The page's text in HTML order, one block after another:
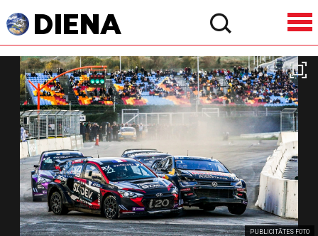
PUBLICITĀTES FOTO